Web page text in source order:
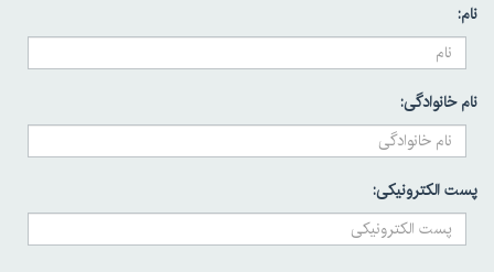
نام:
نام خانوادگی:
پست الکترونیکی: